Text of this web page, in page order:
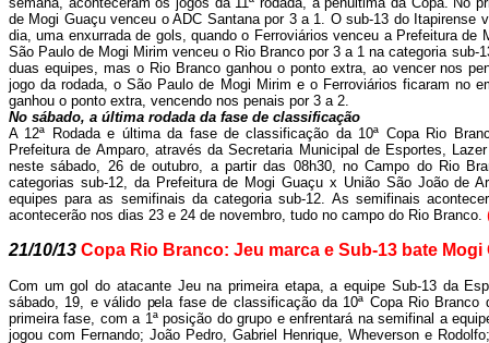
de Mogi Guaçu venceu o ADC Santana por 3 a 1. O sub-13 do
dia, uma enxurrada de gols, quando o Ferroviários venceu a Prefeitura
São Paulo de Mogi Mirim venceu o Rio Branco por 3 a 1 na categoria
duas equipes, mas o Rio Branco ganhou o ponto extra, ao vencer nos
jogo da rodada, o São Paulo de Mogi Mirim e o Ferroviários ficaram no
ganhou o ponto extra, vencendo nos penais por 3 a 2.
No sábado, a última rodada da fase de classificação
A 12ª Rodada e última da fase de classificação da 10ª Copa Rio
Prefeitura de Amparo, através da Secretaria Municipal de Esportes,
neste sábado, 26 de outubro, a partir das 08h30, no Campo do Rio
categorias sub-12, da Prefeitura de Mogi Guaçu x União São João de
equipes para as semifinais da categoria sub-12. As semifinais
acontecerão nos dias 23 e 24 de novembro, tudo no campo do Rio Branco.
21/10/13 Copa Rio Branco: Jeu marca e Sub-13 bate Mogi
Com um gol do atacante Jeu na primeira etapa, a equipe Sub-13 da
sábado, 19, e válido pela fase de classificação da 10ª Copa Rio
primeira fase, com a 1ª posição do grupo e enfrentará na semifinal a
jogou com Fernando; João Pedro, Gabriel Henrique, Wheverson e